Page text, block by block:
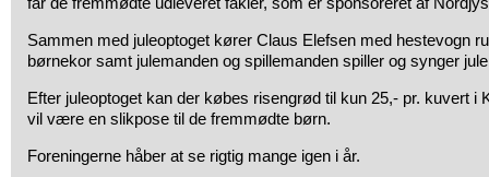
Sammen med juleoptoget kører Claus Elefsen med hestevogn
børnekor samt julemanden og spillemanden spiller og synger
Efter juleoptoget kan der købes risengrød til kun 25,- pr. kuvert i
vil være en slikpose til de fremmødte børn.
Foreningerne håber at se rigtig mange igen i år.